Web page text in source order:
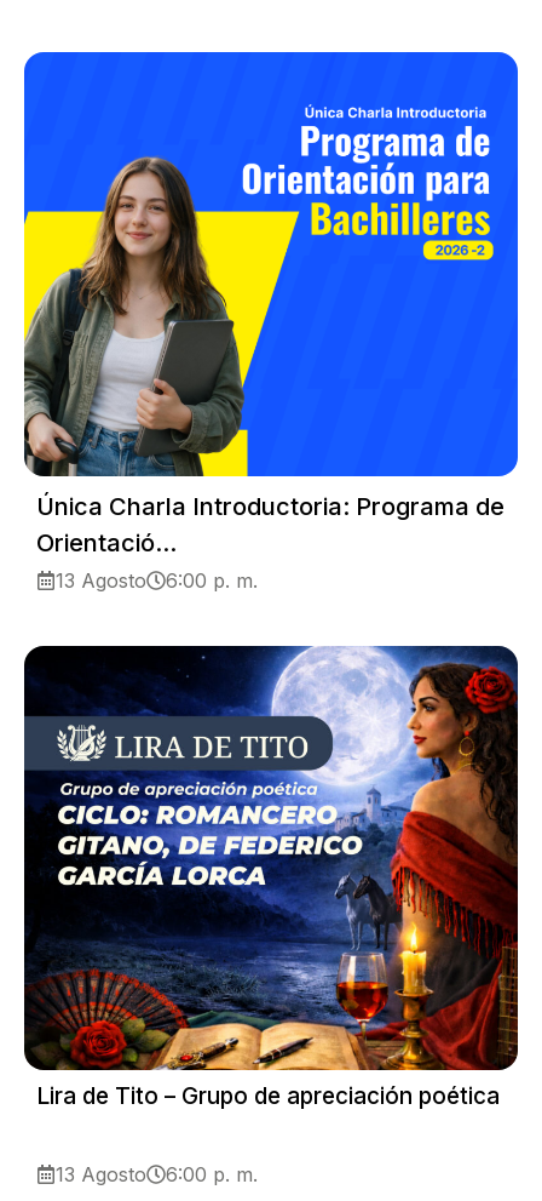
Única Charla Introductoria: Programa de
Orientació...
13 Agosto 6:00 p. m.
Lira de Tito – Grupo de apreciación poética
13 Agosto 6:00 p. m.